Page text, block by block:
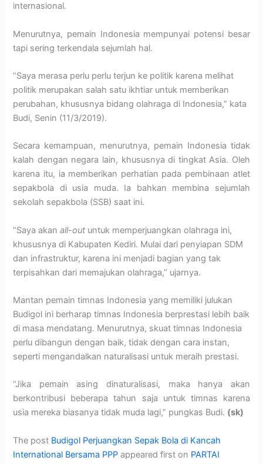
internasional.
Menurutnya, pemain Indonesia mempunyai potensi besar
tapi sering terkendala sejumlah hal.
“Saya merasa perlu perlu terjun ke politik karena melihat
politik merupakan salah satu ikhtiar untuk memberikan
perubahan, khususnya bidang olahraga di Indonesia,” kata
Budi, Senin (11/3/2019).
Secara kemampuan, menurutnya, pemain Indonesia tidak
kalah dengan negara lain, khususnya di tingkat Asia. Oleh
karena itu, ia memberikan perhatian pada pembinaan atlet
sepakbola di usia muda. Ia bahkan membina sejumlah
sekolah sepakbola (SSB) saat ini.
“Saya akanall-out untuk memperjuangkan olahraga ini,
khususnya di Kabupaten Kediri. Mulai dari penyiapan SDM
dan infrastruktur, karena ini menjadi bagian yang tak
terpisahkan dari memajukan olahraga,” ujarnya.
Mantan pemain timnas Indonesia yang memiliki julukan
Budigol ini berharap timnas Indonesia berprestasi lebih baik
di masa mendatang. Menurutnya, skuat timnas Indonesia
perlu dibangun dengan baik, tidak dengan cara instan,
seperti mengandalkan naturalisasi untuk meraih prestasi.
“Jika pemain asing dinaturalisasi, maka hanya akan
berkontribusi beberapa tahun saja untuk timnas karena
usia mereka biasanya tidak muda lagi,” pungkas Budi. (sk)
The post Budigol Perjuangkan Sepak Bola di Kancah
International Bersama PPP appeared first on PARTAI